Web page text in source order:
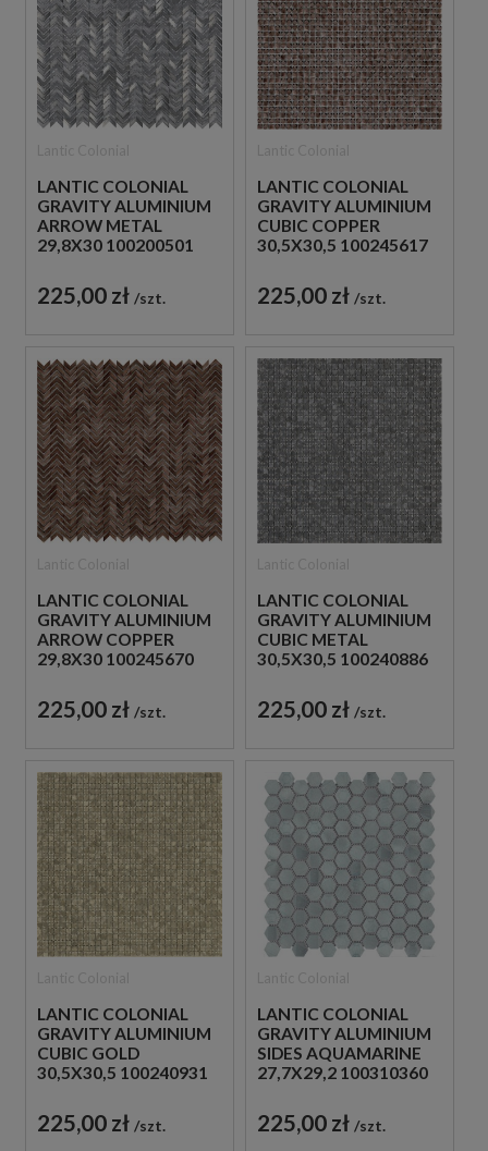
LANTIC COLONIAL
GRAVITY ALUMINIUM
ARROW METAL
29,8X30 100200501
SZCZOTKOWANA
225,00 zł szt.
LANTIC COLONIAL
GRAVITY ALUMINIUM
CUBIC COPPER
30,5X30,5 100245617
DEKORACYJNA
225,00 zł szt.
LANTIC COLONIAL
GRAVITY ALUMINIUM
ARROW COPPER
29,8X30 100245670
SZCZOTKOWANA
225,00 zł szt.
LANTIC COLONIAL
GRAVITY ALUMINIUM
CUBIC METAL
30,5X30,5 100240886
DEKORACYJNA
225,00 zł szt.
LANTIC COLONIAL
GRAVITY ALUMINIUM
CUBIC GOLD
30,5X30,5 100240931
DEKORACYJNA
225,00 zł szt.
LANTIC COLONIAL
GRAVITY ALUMINIUM
SIDES AQUAMARINE
27,7X29,2 100310360
DEKORACYJNA
METALOWA
225,00 zł szt.